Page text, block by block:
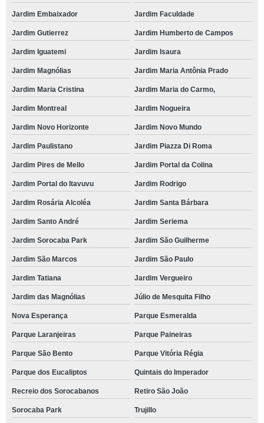
Jardim Embaixador Jardim Faculdade
Jardim Gutierrez Jardim Humberto de Campos
Jardim Iguatemi Jardim Isaura
Jardim Magnólias Jardim Maria Antônia Prado
Jardim Maria Cristina Jardim Maria do Carmo,
Jardim Montreal Jardim Nogueira
Jardim Novo Horizonte Jardim Novo Mundo
Jardim Paulistano Jardim Piazza Di Roma
Jardim Pires de Mello Jardim Portal da Colina
Jardim Portal do Itavuvu Jardim Rodrigo
Jardim Rosária Alcoléa Jardim Santa Bárbara
Jardim Santo André Jardim Seriema
Jardim Sorocaba Park Jardim São Guilherme
Jardim São Marcos Jardim São Paulo
Jardim Tatiana Jardim Vergueiro
Jardim das Magnólias Júlio de Mesquita Filho
Nova Esperança Parque Esmeralda
Parque Laranjeiras Parque Paineiras
Parque São Bento Parque Vitória Régia
Parque dos Eucaliptos Quintais do Imperador
Recreio dos Sorocabanos Retiro São João
Sorocaba Park Trujillo